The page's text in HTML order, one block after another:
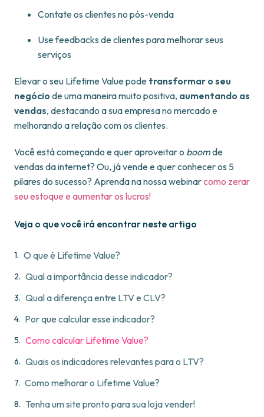
Contate os clientes no pós-venda
Use feedbacks de clientes para melhorar seus
serviços
Elevar o seu Lifetime Value pode transformar o seu
negócio de uma maneira muito positiva, aumentando as
vendas, destacando a sua empresa no mercado e
melhorando a relação com os clientes.
Você está começando e quer aproveitar o boomde
vendas da internet? Ou, já vende e quer conhecer os 5
pilares do sucesso? Aprenda na nossa webinarcomo zerar
seu estoque e aumentar os lucros!
Veja o que você irá encontrar neste artigo
O que é Lifetime Value?
Qual a importância desse indicador?
Qual a diferença entre LTV e CLV?
Por que calcular esse indicador?
Como calcular Lifetime Value?
Quais os indicadores relevantes para o LTV?
Como melhorar o Lifetime Value?
Tenha um site pronto para sua loja vender!